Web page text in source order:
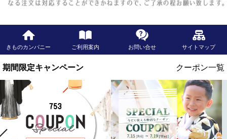
きものカンパニー ご利用案内 お問い合せ サイトマップ